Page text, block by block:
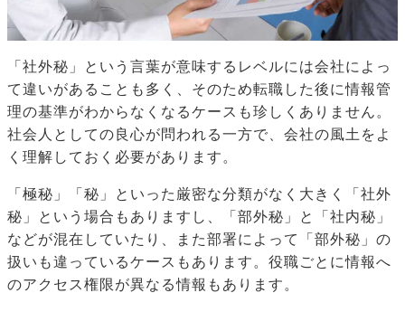
「社外秘」という言葉が意味するレベルには会社によっ
て違いがあることも多く、そのため転職した後に情報管
理の基準がわからなくなるケースも珍しくありません。
社会人としての良心が問われる一方で、会社の風土をよ
く理解しておく必要があります。
「極秘」「秘」といった厳密な分類がなく大きく「社外
秘」という場合もありますし、「部外秘」と「社内秘」
などが混在していたり、また部署によって「部外秘」の
扱いも違っているケースもあります。役職ごとに情報へ
のアクセス権限が異なる情報もあります。